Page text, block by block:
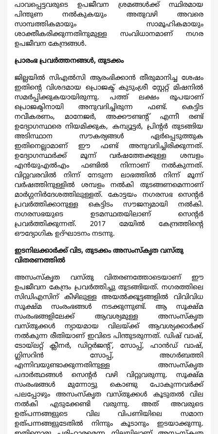
പാവപ്പെട്ടവരുടെ ഉപജീവന ശ്രമങ്ങള്‍ക്ക് സ്ഥിരമായ
പിന്തുണ നല്‍കുകയും അതുവഴി അവരെ
സാമ്പത്തികമായും സാമൂഹികമായും
ശാക്തീകരിക്കുന്നതിനുമുള്ള സംവിധാനമാണ് നഗര
ഉപജീവന കേന്ദ്രങ്ങള്‍.
പ്രാരംഭ പ്രവര്‍ത്തനങ്ങള്‍, തുടക്കം
ജില്ലയില്‍ സിഎല്‍സി ആരംഭിക്കാന്‍ തീരുമാനിച്ച ശേഷം
ഇതിന്‍റെ വിശദമായ പ്രൊജക്ട് കുടുംശ്രീ സ്റ്റേറ്റ് മിഷനില്‍
സമര്‍പ്പിക്കുകയായിരുന്നു. പത്ത് ലക്ഷം രൂപയാണ്
പ്രൊജക്ടിനായി അനുവദിച്ചിരുന്ന ഫണ്ട്‌. കെട്ടിട
നവീകരണം, മാനേജര്‍, അക്കൗണ്ടന്‍റ് എന്നീ രണ്ട്
ഉദ്യോഗസ്ഥരെ നിയമിക്കുക, കമ്പ്യൂട്ടര്‍, പ്രിന്‍റര്‍ തുടങ്ങിയ
അടിസ്ഥാന സൗകര്യങ്ങള്‍ ഏര്‍പ്പെടുത്തുക
ഇതിനെല്ലാമാണ് ഈ ഫണ്ട്‌ അനുവദിച്ചിരിക്കുന്നത്.
ഉദ്യോഗസ്ഥര്‍ക്ക് മൂന്ന് വര്‍ഷത്തേക്കുള്ള ശമ്പളം
എന്‍യുഎല്‍എം ഫണ്ടില്‍ നിന്നാണ് നല്‍കുന്നത്.
വിറ്റുവരവില്‍ നിന്ന് നേടുന്ന ലാഭത്തില്‍ നിന്ന് മൂന്ന്
വര്‍ഷത്തിനുള്ളില്‍ ശമ്പളം നല്‍കി തുടങ്ങണമെന്നാണ്
മാര്‍ഗ്ഗനിര്‍ദേശത്തിലുള്ളത്. കോട്ടയം നഗരസഭ സെന്‍റര്‍
പ്രവര്‍ത്തിക്കാനുള്ള കെട്ടിടം സൗജന്യമായി നല്‍കി.
നഗരസഭയുടെ ഉടമസ്ഥതയിലാണ് സെന്‍റര്‍
പ്രവര്‍ത്തിക്കുന്നത്. 2017 മേയില്‍ കേന്ദ്രത്തിന്‍റെ
ഔദ്യോഗിക ഉദ്ഘാടനം നടന്നു.
ഇടനിലക്കാര്‍ക്ക് വിട, തുടക്കം അസംസ്കൃത വസ്തു
വിതരണത്തില്‍
അസംസ്കൃത വസ്തു വിതരണത്തോടെയാണ് ഈ
ഉപജീവന കേന്ദ്രം പ്രവര്‍ത്തിച്ചു തുടങ്ങിയത്. നഗരത്തിലെ
സിഡിഎസിന് കീഴിലുള്ള അയല്‍ക്കൂട്ടങ്ങളില്‍ വിവിവിധ
സൂക്ഷ്മ സംരംഭങ്ങള്‍ നടക്കുന്നുണ്ട്. ആ സൂക്ഷ്മ
സംരംഭങ്ങളിലേക്ക് ആവശ്യമുള്ള അസംസ്കൃത
വസ്തുക്കള്‍ ന്യായമായ വിലയ്ക്ക് ആവശ്യക്കാര്‍ക്ക്
നല്‍കുന്ന രീതിയാണ് ഇവിടെ പിന്തുടരുന്നത്. ഡിഷ് വാഷ്,
ടോയ്ലറ്റ് ക്ലീനര്‍, ഡിറ്റര്‍ജന്‍റ്, സോപ്പ്, ഹാന്‍ഡ് വാഷ്,
ഗ്ലിസറിന്‍ സോപ്പ്, അഗര്‍ബത്തി
എന്നിവയുണ്ടാക്കുന്നതിനുള്ള അസംസ്കൃത
പദാര്‍ത്ഥങ്ങള്‍ സെന്‍റര്‍ വഴി വിറ്റുവരുന്നു. സൂക്ഷ്മ
സംരംഭങ്ങള്‍ മുന്നോട്ടു കൊണ്ടു പോകുന്നവര്‍ക്ക്
പലപ്പോഴും അസംസ്കൃത വസ്തുക്കള്‍ കൂടുതല്‍ വില
നല്‍കി എടുക്കേണ്ടി വരുന്നു. അത് അവരുടെ
ഉത്പന്നങ്ങളുടെ വില വിപണിയിലെ സമാന
ഉത്പന്നങ്ങളുടേതില്‍ നിന്നും കൂടാനും ഇടയാക്കുന്നു.